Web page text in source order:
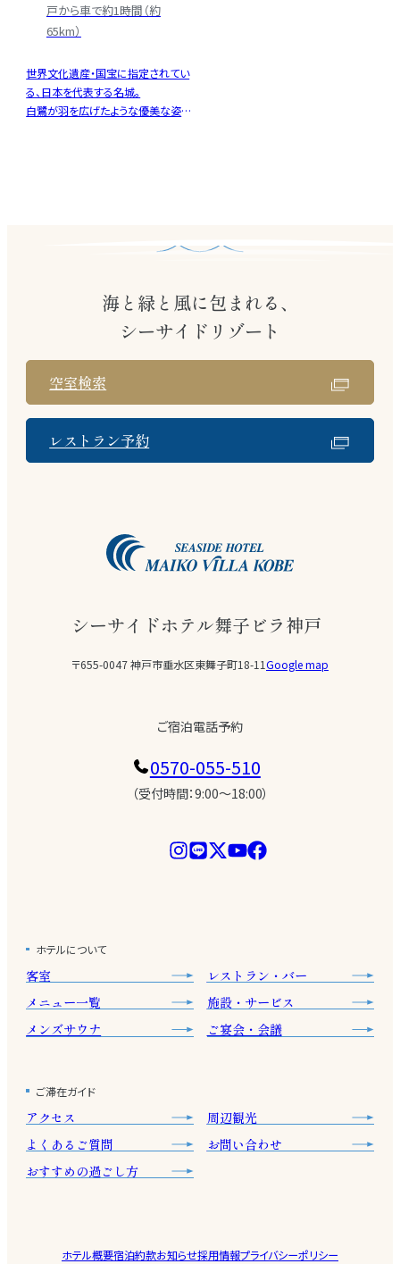
戸から車で約1時間（約
65km）
世界文化遺産・国宝に指定されてい
る、日本を代表する名城。
白鷺が羽を広げたような優美な姿か
海と緑と風に包まれる、
シーサイドリゾート
空室検索
レストラン予約
シーサイドホテル舞子ビラ神戸
〒655-0047 神戸市垂水区東舞子町18-11Google map
ご宿泊電話予約
0570-055-510
（受付時間：9:00〜18:00）
ホテルについて
客室
レストラン・バー
メニュー一覧
施設・サービス
メンズサウナ
ご宴会・会議
ご滞在ガイド
アクセス
周辺観光
よくあるご質問
お問い合わせ
おすすめの過ごし方
ホテル概要宿泊約款お知らせ採用情報プライバシーポリシー